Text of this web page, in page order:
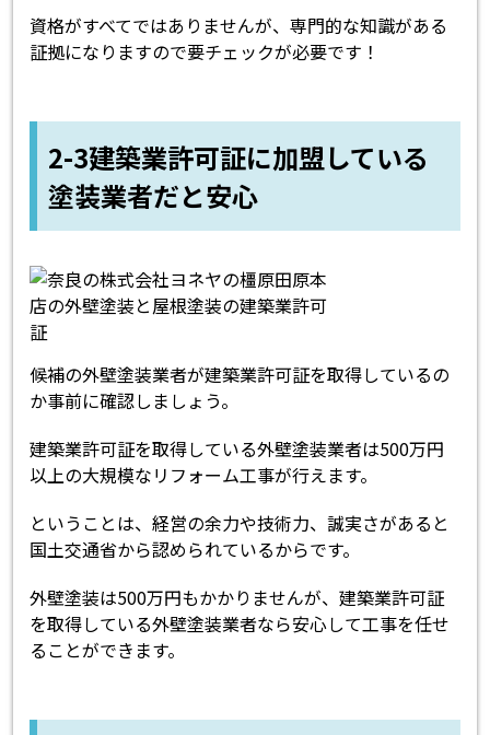
資格がすべてではありませんが、専門的な知識がある
証拠になりますので要チェックが必要です！
2-3建築業許可証に加盟している
塗装業者だと安心
候補の外壁塗装業者が建築業許可証を取得しているの
か事前に確認しましょう。
建築業許可証を取得している外壁塗装業者は500万円
以上の大規模なリフォーム工事が行えます。
ということは、経営の余力や技術力、誠実さがあると
国土交通省から認められているからです。
外壁塗装は500万円もかかりませんが、建築業許可証
を取得している外壁塗装業者なら安心して工事を任せ
ることができます。